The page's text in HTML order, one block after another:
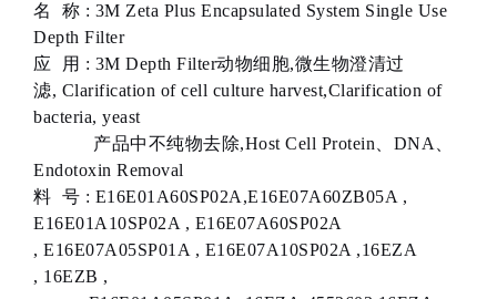
名 称 : 3M Zeta Plus Encapsulated System Single Use
Depth Filter
应 用 : 3M Depth Filter动物细胞,微生物澄清过
滤, Clarification of cell culture harvest,Clarification of
bacteria, yeast
产品中不纯物去除,Host Cell Protein、DNA、
Endotoxin Removal
料 号 : E16E01A60SP02A,E16E07A60ZB05A ,
E16E01A10SP02A , E16E07A60SP02A
, E16E07A05SP01A , E16E07A10SP02A ,16EZA
, 16EZB ,